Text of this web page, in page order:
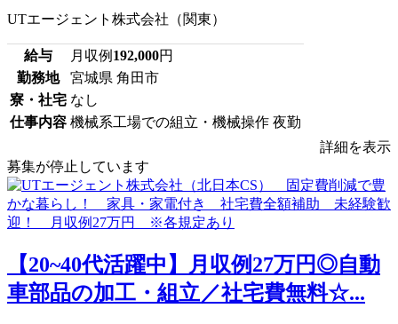
UTエージェント株式会社（関東）
給与 月収例 192,000円
勤務地
宮城県 角田市
寮・社宅 なし
仕事内容 機械系工場での組立・機械操作 夜勤
詳細を表示
募集が停止しています
【20~40代活躍中】月収例27万円◎自動
車部品の加工・組立／社宅費無料☆...